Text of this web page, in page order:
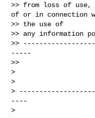
>> from loss of
of or in connection
>> the use of
>> any information
>>
-----
>>
>
>
>
----
>